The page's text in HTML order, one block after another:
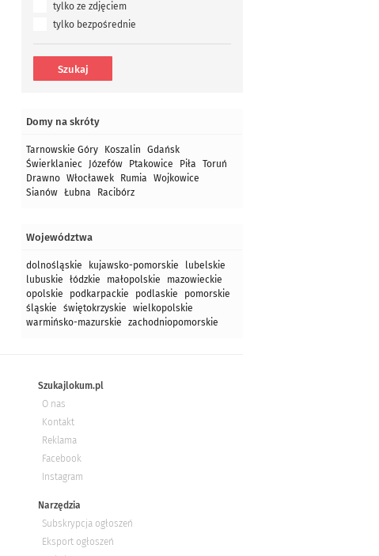
tylko ze zdjęciem
tylko bezpośrednie
Domy na skróty
Tarnowskie Góry Koszalin
Gdańsk
Świerklaniec
Józefów Ptakowice Piła
Toruń
Drawno Włocławek Rumia
Wojkowice
Sianów Łubna Racibórz
Województwa
dolnośląskie kujawsko-pomorskie
lubelskie
lubuskie
łódzkie małopolskie
mazowieckie
opolskie
podkarpackie podlaskie
pomorskie
śląskie
świętokrzyskie
wielkopolskie
warmińsko-mazurskie
zachodniopomorskie
Szukajlokum.pl
O nas
Kontakt
Reklama
Facebook
Instagram
Narzędzia
Subskrypcja ogłoszeń
Eksport ogłoszeń